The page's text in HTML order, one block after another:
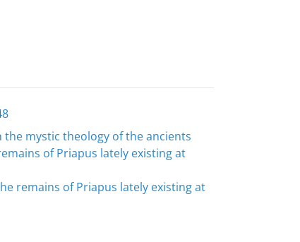
mystic theology of the ancients
of Priapus lately existing at
remains of Priapus lately existing at